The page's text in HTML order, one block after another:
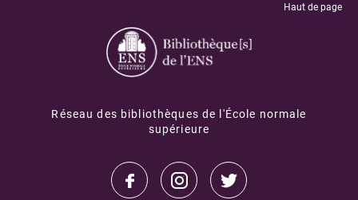
Haut de page
Réseau des bibliothèques de l'École normale
supérieure